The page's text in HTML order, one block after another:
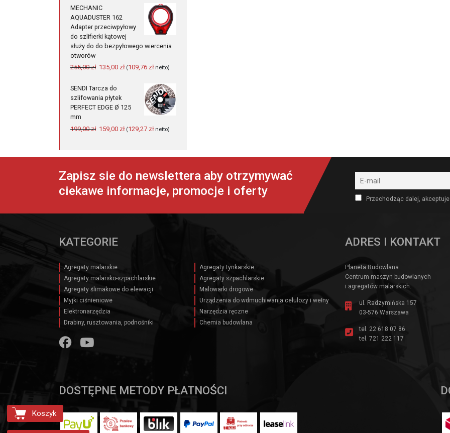
3
040,00 zł.
960,00 zł.
MECHANIC
AQUADUSTER 162
Adapter przeciwpyłowy
do szlifierki kątowej
służy do do bezpyłowego wiercenia
otworów
255,00zł Pierwotna
wynosiła:
255,00 zł.
135,00 złAktualna
135,00 zł.
(109,76 złnetto)
SENDI Tarcza do
szlifowania płytek
PERFECT EDGE Ø 125
mm
199,00zł Pierwotna
199,00 zł.
159,00 złAktualna
159,00 zł.
(129,27 złnetto)
Zapisz sie do newslettera aby otrzymywać
ciekawe informacje, promocje i oferty
Przechodząc dalej,
KATEGORIE
Agregaty malarskie
Agregaty tynkarskie
Agregaty malarsko-szpachlarskie
Agregaty szpachlarskie
Agregaty ślimakowe do elewacji
Malowarki drogowe
Myjki ciśnieniowe
Urządzenia do wdmuchiwania celulozy i wełny
Elektronarzędzia
Narzędzia ręczne
Drabiny, rusztowania, podnośniki
Chemia budowlana
ADRES I KONTAKT
Planeta Budowlana
Centrum maszyn budowlanych
i agregatów malarskich.
ul. Radzymińska 157
03-576 Warszawa
tel. 22 618 07 86
tel. 721 222 117
DOSTĘPNE METODY PŁATNOŚCI
Koszyk